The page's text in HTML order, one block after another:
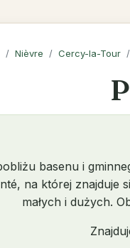
Nièvre Cercy-la-Tour
basenu i
na której znajduje
małych i dużych.